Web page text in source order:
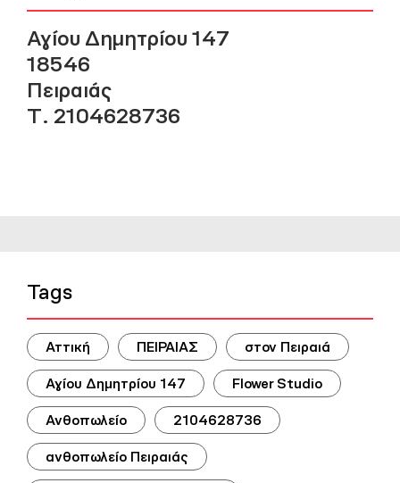
Αγίου Δημητρίου 147
18546
Πειραιάς
Τ. 2104628736
Tags
Αττική ΠΕΙΡΑΙΑΣ στον Πειραιά
Αγίου Δημητρίου 147 Flower Studio
Ανθοπωλείο 2104628736
ανθοπωλείο Πειραιάς